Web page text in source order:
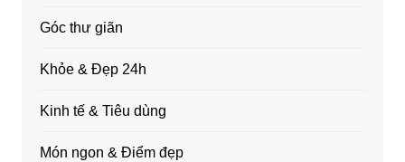
Góc thư giãn
Khỏe & Đẹp 24h
Kinh tế & Tiêu dùng
Món ngon & Điểm đẹp